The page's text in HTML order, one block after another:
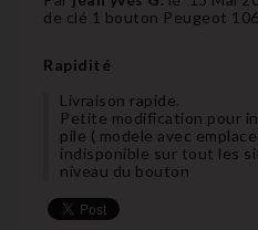
de clé 1 bouton Peugeot
Rapidité
Livraison rapide.
Petite modification pour
pile ( modele avec
indisponible sur tout les
niveau du bouton